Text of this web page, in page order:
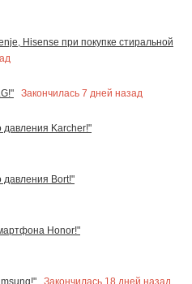
Hisense при покупке стиральной
Закончилась 7 дней назад
Karcher!"
давления Bort!"
Honor!"
Закончилась 18 дней назад